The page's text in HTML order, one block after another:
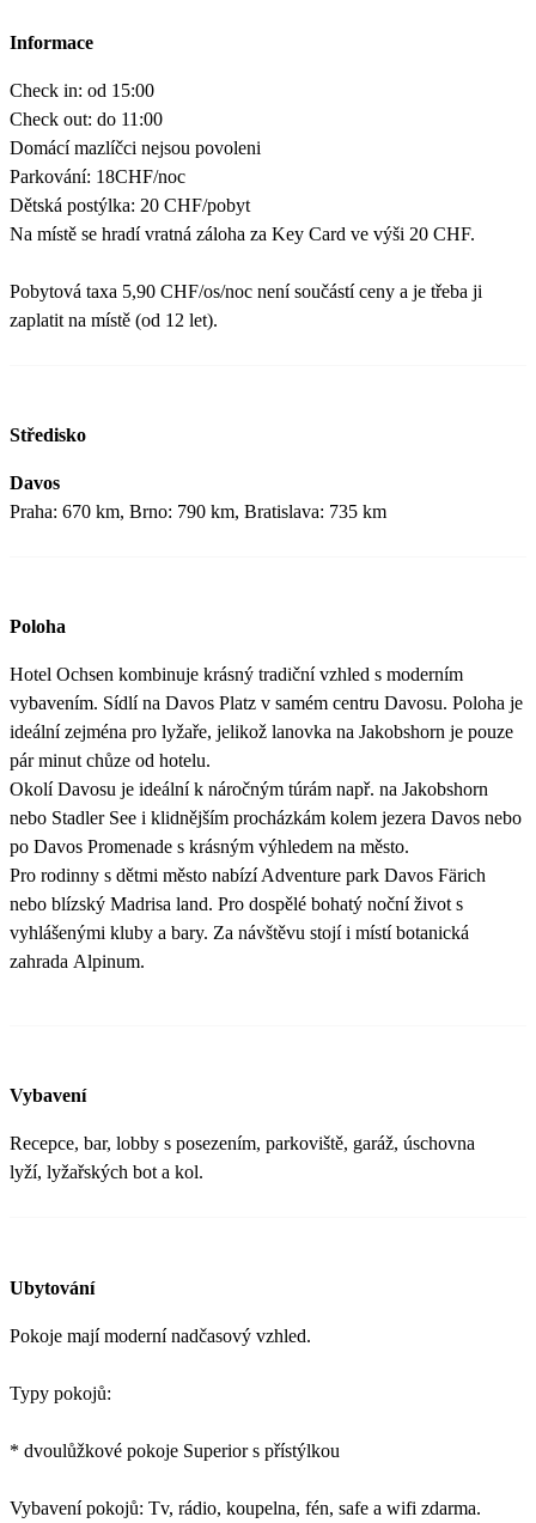
Informace
Check in: od 15:00
Check out: do 11:00
Domácí mazlíčci nejsou povoleni
Parkování: 18CHF/noc
Dětská postýlka: 20 CHF/pobyt
Na místě se hradí vratná záloha za Key Card ve výši 20 CHF.
Pobytová taxa 5,90 CHF/os/noc není součástí ceny a je třeba ji
zaplatit na místě (od 12 let).
Středisko
Davos
Praha: 670 km, Brno: 790 km, Bratislava: 735 km
Poloha
Hotel Ochsen kombinuje krásný tradiční vzhled s moderním
vybavením. Sídlí na Davos Platz v samém centru Davosu. Poloha je
ideální zejména pro lyžaře, jelikož lanovka na Jakobshorn je pouze
pár minut chůze od hotelu.
Okolí Davosu je ideální k náročným túrám např. na Jakobshorn
nebo Stadler See i klidnějším procházkám kolem jezera Davos nebo
po Davos Promenade s krásným výhledem na město.
Pro rodinny s dětmi město nabízí Adventure park Davos Färich
nebo blízský Madrisa land. Pro dospělé bohatý noční život s
vyhlášenými kluby a bary. Za návštěvu stojí i místí botanická
zahrada Alpinum.
Vybavení
Recepce, bar, lobby s posezením, parkoviště, garáž, úschovna
lyží, lyžařských bot a kol.
Ubytování
Pokoje mají moderní nadčasový vzhled.
Typy pokojů:
* dvoulůžkové pokoje Superior s přístýlkou
Vybavení pokojů: Tv, rádio, koupelna, fén, safe a wifi zdarma.